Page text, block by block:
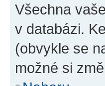
Všechna
v databázi.
(obvykle se
možné si